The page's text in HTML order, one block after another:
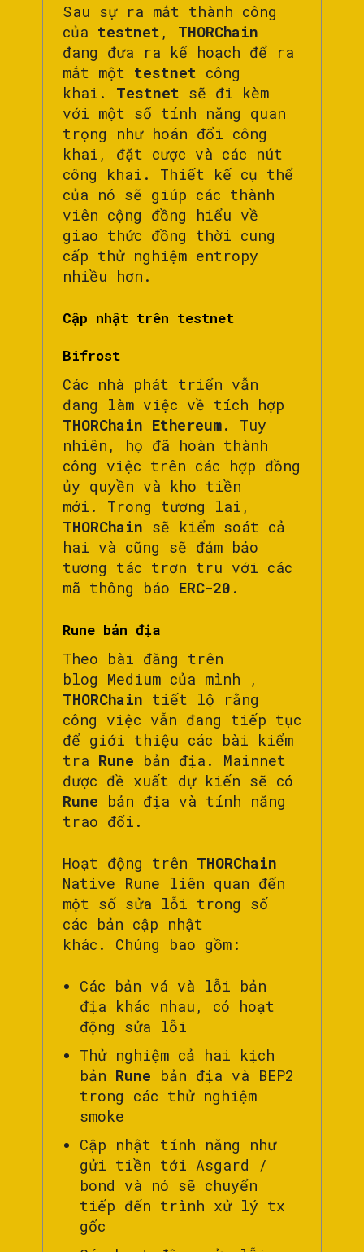
Sau sự ra mắt thành công
của testnet , THORChain
đang đưa ra kế hoạch để ra
mắt một testnet công
khai. Testnet sẽ đi kèm
với một số tính năng quan
trọng như hoán đổi công
khai, đặt cược và các nút
công khai. Thiết kế cụ thể
của nó sẽ giúp các thành
viên cộng đồng hiểu về
giao thức đồng thời cung
cấp thử nghiệm entropy
nhiều hơn.
Cập nhật trên testnet
Bifrost
Các nhà phát triển vẫn
đang làm việc về tích hợp
THORChain Ethereum.
Tuy
nhiên, họ đã hoàn thành
công việc trên các hợp đồng
ủy quyền và kho tiền
mới. Trong tương lai,
THORChain sẽ kiểm soát cả
hai và cũng sẽ đảm bảo
tương tác trơn tru với các
mã thông báo ERC-20 .
Rune bản địa
Theo bài đăng trên
blog Medium của mình ,
THORChain tiết lộ rằng
công việc vẫn đang tiếp tục
để giới thiệu các bài kiểm
tra Rune bản địa. Mainnet
được đề xuất dự kiến ​​sẽ có
Rune bản địa và tính năng
trao đổi.
Hoạt động trên THORChain
Native Rune liên quan đến
một số sửa lỗi trong số
các bản cập nhật
khác. Chúng bao gồm:
Các bản vá và lỗi bản
địa khác nhau, có hoạt
động sửa lỗi
Thử nghiệm cả hai kịch
bản Rune bản địa và BEP2
trong các thử nghiệm
smoke
Cập nhật tính năng như
gửi tiền tới Asgard /
bond và nó sẽ chuyển
tiếp đến trình xử lý tx
gốc